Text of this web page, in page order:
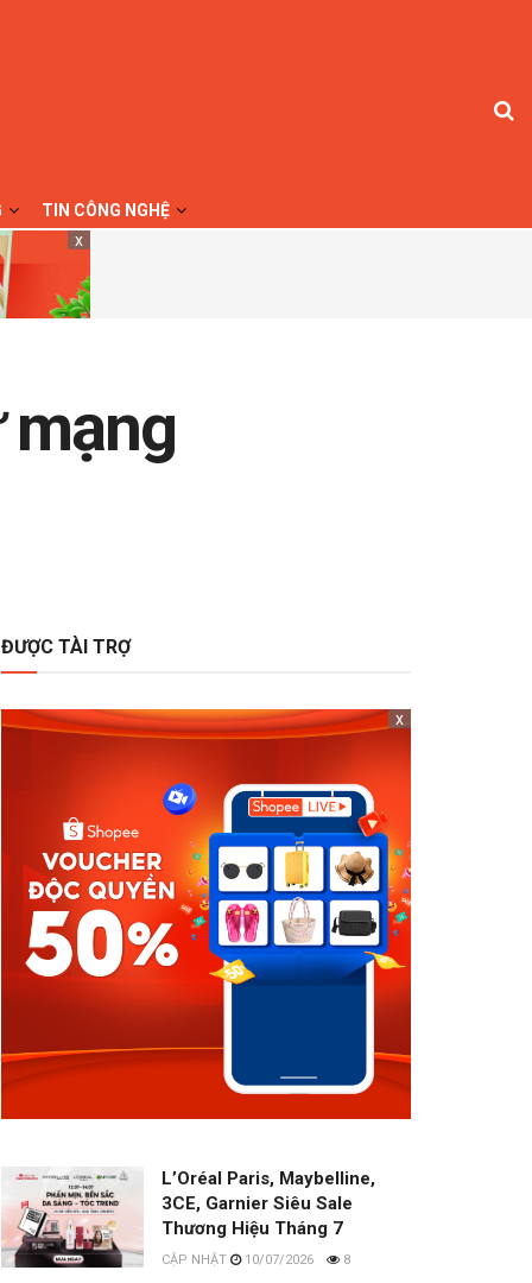
TIN CÔNG NGHỆ
x
mạng
ĐƯỢC TÀI TRỢ
x
L’Oréal Paris, Maybelline,
3CE, Garnier Siêu Sale
Thương Hiệu Tháng 7
10/07/2026 8